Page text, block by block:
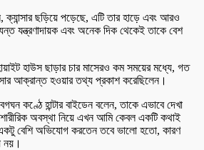
ক্যান্সার ছড়িয়ে পড়েছে, এটি তার হাড়ে এবং আরও
যন্ত্রণাদায়ক এবং অনেক দিক থেকেই তাকে বেশ
হাউস ছাড়ার চার মাসেরও কম সময়ের মধ্যে, গত
আক্রান্ত হওয়ার তথ্য প্রকাশ করেছিলেন।
কণ্ঠে হান্টার বাইডেন বলেন, তাকে এভাবে দেখা
অবস্থা নিয়ে এখন আমি কেবল একটি কথাই
বেশি অভিযোগ করতেন তবে ভালো হতো, কারণ
নয়।